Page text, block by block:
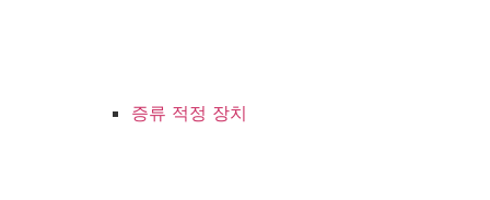
증류 적정 장치